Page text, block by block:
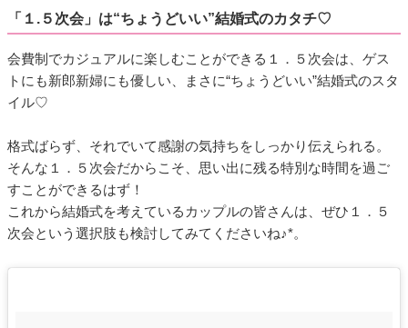
「１.５次会」は“ちょうどいい”結婚式のカタチ♡
会費制でカジュアルに楽しむことができる１．５次会は、ゲス
トにも新郎新婦にも優しい、まさに“ちょうどいい”結婚式のスタ
イル♡
格式ばらず、それでいて感謝の気持ちをしっかり伝えられる。
そんな１．５次会だからこそ、思い出に残る特別な時間を過ご
すことができるはず！
これから結婚式を考えているカップルの皆さんは、ぜひ１．５
次会という選択肢も検討してみてくださいね♪*。